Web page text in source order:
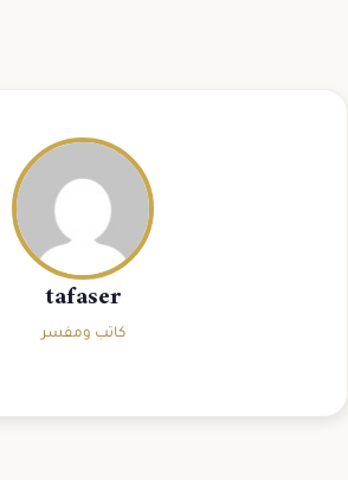
tafaser
كاتب ومفسر